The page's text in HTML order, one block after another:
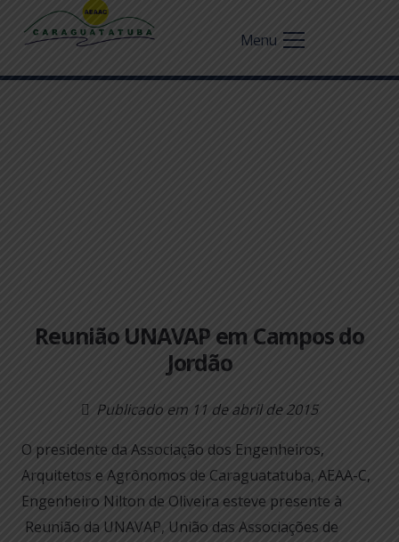
Menu
Reunião UNAVAP em Campos do
Jordão
Publicado em 11 de abril de 2015
O presidente da Associação dos Engenheiros,
Arquitetos e Agrônomos de Caraguatatuba, AEAA-C,
Engenheiro Nilton de Oliveira esteve presente à
Reunião da UNAVAP, União das Associações de